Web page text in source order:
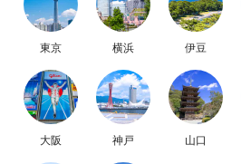
東京 横浜 伊豆
大阪 神戸 山口